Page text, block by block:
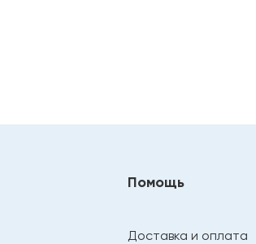
Помощь
Доставка и оплата